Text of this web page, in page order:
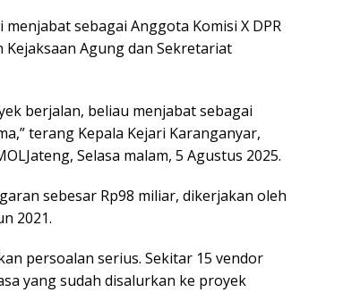
sebagai Anggota Komisi X DPR
Agung dan Sekretariat
berjalan, beliau menjabat sebagai
terang Kepala Kejari Karanganyar,
Selasa malam, 5 Agustus 2025.
sebesar Rp98 miliar, dikerjakan oleh
2021.
persoalan serius. Sekitar 15 vendor
yang sudah disalurkan ke proyek